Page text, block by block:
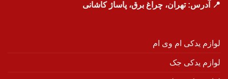
📍 آدرس: تهران، چراغ برق، پاساژ کاشانی
لوازم یدکی ام وی ام
لوازم یدکی جک